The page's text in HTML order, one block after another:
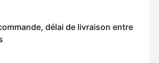
délai de livraison entre